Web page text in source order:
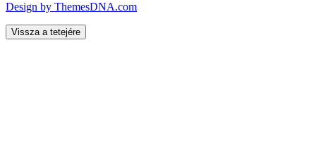
Design by ThemesDNA.com
Vissza a tetejére